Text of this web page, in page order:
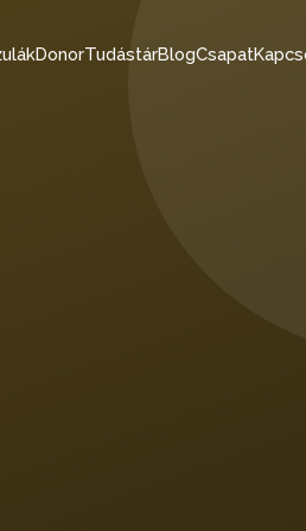
DonorTudástárBlogCsapat